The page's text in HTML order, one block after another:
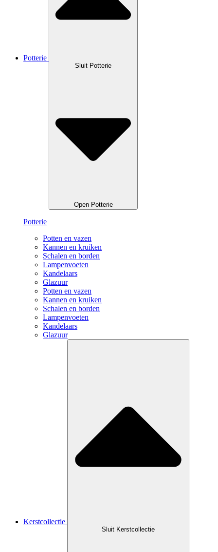
Potterie
Sluit Potterie
Open Potterie
Potterie
Potten en vazen
Kannen en kruiken
Schalen en borden
Lampenvoeten
Kandelaars
Glazuur
Potten en vazen
Kannen en kruiken
Schalen en borden
Lampenvoeten
Kandelaars
Glazuur
Kerstcollectie
Sluit Kerstcollectie